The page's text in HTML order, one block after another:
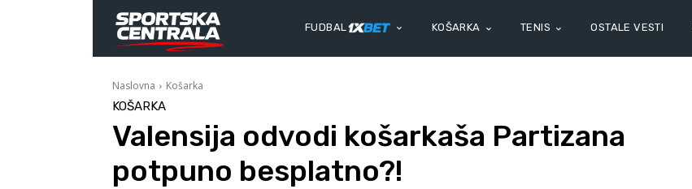
FUDBAL KOŠARKA TENIS OSTALE VESTI
Naslovna Košarka
KOŠARKA
Valensija odvodi košarkaša Partizana
potpuno besplatno?!